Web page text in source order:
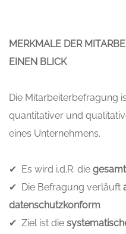
MERKMALE DER
EINEN BLICK
Die Mitarbeiterbefragung
quantitativer und
eines Unternehmens.
✔ Es wird i.d.R. die
✔ Die Befragung verläuft
datenschutzkonform
✔ Ziel ist die